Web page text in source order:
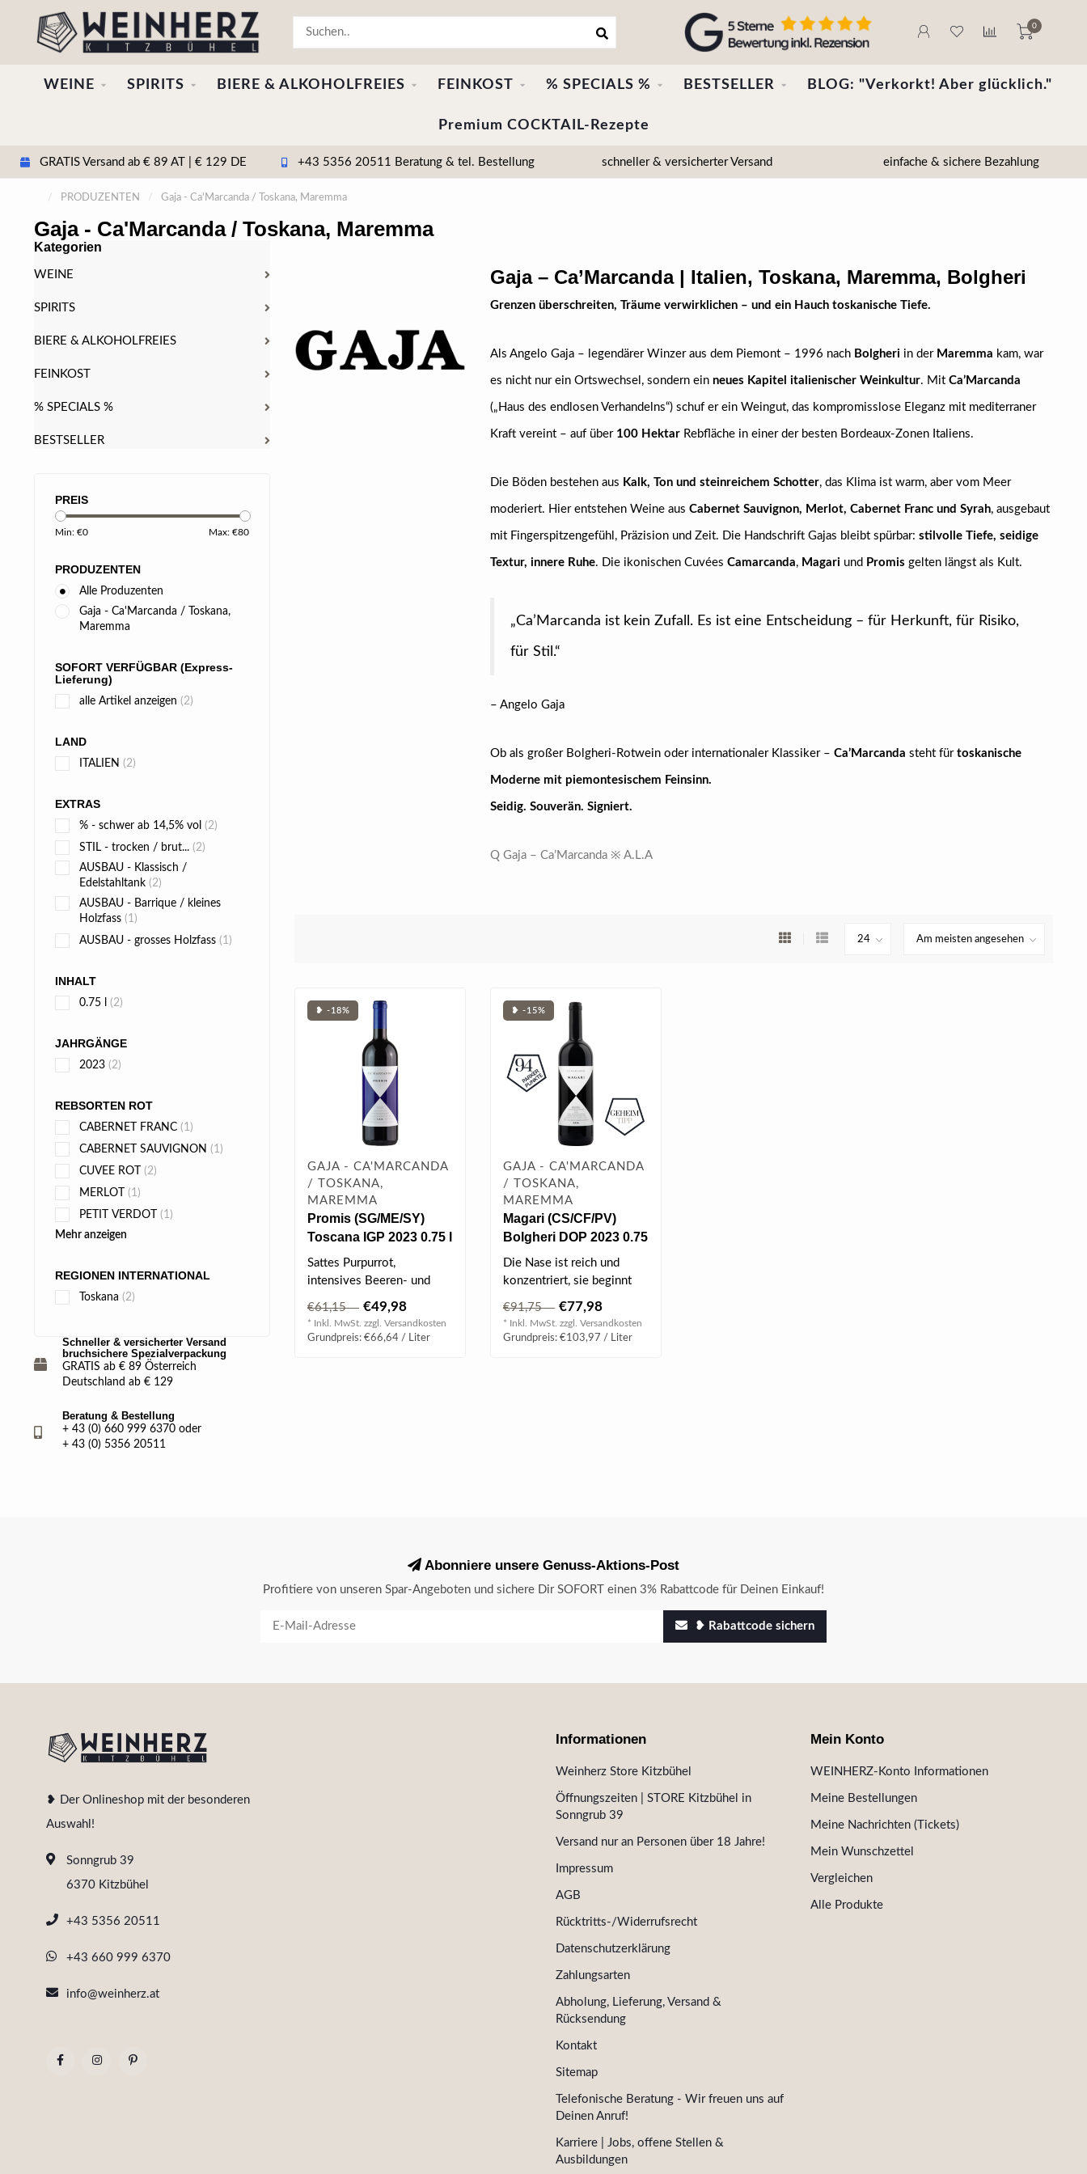
0
WEINE SPIRITS BIERE & ALKOHOLFREIES FEINKOST % SPECIALS % BESTSELLER BLOG: "Verkorkt! Aber glücklich."
Premium COCKTAIL-Rezepte
GRATIS Versand ab € 89 AT | € 129 DE +43 5356 20511 Beratung & tel. Bestellung schneller & versicherter Versand einfache & sichere Bezahlung
/ PRODUZENTEN / Gaja - Ca'Marcanda / Toskana, Maremma
Gaja - Ca'Marcanda / Toskana, Maremma
PREIS
Min: €0 Max: €80
PRODUZENTEN
Alle Produzenten
Gaja - Ca'Marcanda / Toskana,
Maremma
SOFORT VERFÜGBAR (Express-
Lieferung)
alle Artikel anzeigen (2)
LAND
ITALIEN (2)
EXTRAS
% - schwer ab 14,5% vol (2)
STIL - trocken / brut... (2)
AUSBAU - Klassisch /
Edelstahltank (2)
AUSBAU - Barrique / kleines
Holzfass (1)
AUSBAU - grosses Holzfass (1)
INHALT
0.75 l (2)
JAHRGÄNGE
2023 (2)
REBSORTEN ROT
CABERNET FRANC (1)
CABERNET SAUVIGNON (1)
CUVEE ROT (2)
MERLOT (1)
PETIT VERDOT (1)
Mehr anzeigen
REGIONEN INTERNATIONAL
Toskana (2)
Kategorien
WEINE
SPIRITS
BIERE & ALKOHOLFREIES
FEINKOST
% SPECIALS %
BESTSELLER
Schneller & versicherter Versand
bruchsichere Spezialverpackung
GRATIS ab € 89 Österreich
Deutschland ab € 129
Beratung & Bestellung
+ 43 (0) 660 999 6370 oder
+ 43 (0) 5356 20511
Gaja – Ca’Marcanda | Italien, Toskana, Maremma, Bolgheri
Grenzen überschreiten, Träume verwirklichen – und ein Hauch toskanische Tiefe.
Als Angelo Gaja – legendärer Winzer aus dem Piemont – 1996 nach Bolgheri in der Maremma kam, war
es nicht nur ein Ortswechsel, sondern ein neues Kapitel italienischer Weinkultur. Mit Ca’Marcanda
(„Haus des endlosen Verhandelns“) schuf er ein Weingut, das kompromisslose Eleganz mit mediterraner
Kraft vereint – auf über 100 HektarRebfläche in einer der besten Bordeaux-Zonen Italiens.
Die Böden bestehen aus Kalk, Ton und steinreichem Schotter, das Klima ist warm, aber vom Meer
moderiert. Hier entstehen Weine aus Cabernet Sauvignon, Merlot, Cabernet Franc und Syrah, ausgebaut
mit Fingerspitzengefühl, Präzision und Zeit. Die Handschrift Gajas bleibt spürbar: stilvolle Tiefe, seidige
Textur, innere Ruhe. Die ikonischen Cuvées Camarcanda, Magari und Promis gelten längst als Kult.
„Ca’Marcanda ist kein Zufall. Es ist eine Entscheidung – für Herkunft, für Risiko,
für Stil.“
– Angelo Gaja
Ob als großer Bolgheri-Rotwein oder internationaler Klassiker – Ca’Marcanda steht für toskanische
Moderne mit piemontesischem Feinsinn.
Seidig. Souverän. Signiert.
Q Gaja – Ca’Marcanda ※ A.L.A
❥ -18%
GAJA - CA'MARCANDA
/ TOSKANA,
MAREMMA
Promis (SG/ME/SY)
Toscana IGP 2023 0.75 l
Sattes Purpurrot,
intensives Beeren- und
elegante Struktur m..
€61,15 €49,98
* Inkl. MwSt. zzgl. Versandkosten
Grundpreis: €66,64 / Liter
❥ -15%
GAJA - CA'MARCANDA
/ TOSKANA,
MAREMMA
Magari (CS/CF/PV)
Bolgheri DOP 2023 0.75
l
Die Nase ist reich und
konzentriert, sie beginnt
balsamische Not..
€91,75 €77,98
* Inkl. MwSt. zzgl. Versandkosten
Grundpreis: €103,97 / Liter
Abonniere unsere Genuss-Aktions-Post
Profitiere von unseren Spar-Angeboten und sichere Dir SOFORT einen 3% Rabattcode für Deinen Einkauf!
❥ Rabattcode sichern
❥ Der Onlineshop mit der besonderen
Auswahl!
Sonngrub 39
6370 Kitzbühel
+43 5356 20511
+43 660 999 6370
info@weinherz.at
Informationen
Weinherz Store Kitzbühel
Öffnungszeiten | STORE Kitzbühel in
Sonngrub 39
Versand nur an Personen über 18 Jahre!
Impressum
AGB
Rücktritts-/Widerrufsrecht
Datenschutzerklärung
Zahlungsarten
Abholung, Lieferung, Versand &
Rücksendung
Kontakt
Sitemap
Telefonische Beratung - Wir freuen uns auf
Deinen Anruf!
Karriere | Jobs, offene Stellen &
Ausbildungen
Mein Konto
WEINHERZ-Konto Informationen
Meine Bestellungen
Meine Nachrichten (Tickets)
Mein Wunschzettel
Vergleichen
Alle Produkte